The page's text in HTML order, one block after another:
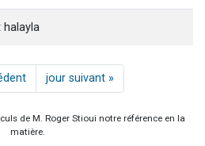
halayla
jour suivant »
de M. Roger Stioui notre référence en la
matière.